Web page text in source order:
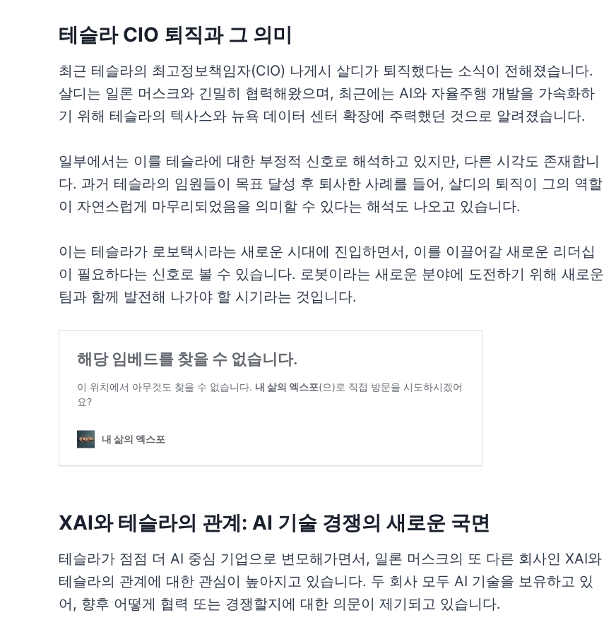
테슬라 CIO 퇴직과 그 의미
최근 테슬라의 최고정보책임자(CIO) 나게시 살디가 퇴직했다는 소식이 전해졌습니다.
살디는 일론 머스크와 긴밀히 협력해왔으며, 최근에는 AI와 자율주행 개발을 가속화하
기 위해 테슬라의 텍사스와 뉴욕 데이터 센터 확장에 주력했던 것으로 알려졌습니다.
일부에서는 이를 테슬라에 대한 부정적 신호로 해석하고 있지만, 다른 시각도 존재합니
다. 과거 테슬라의 임원들이 목표 달성 후 퇴사한 사례를 들어, 살디의 퇴직이 그의 역할
이 자연스럽게 마무리되었음을 의미할 수 있다는 해석도 나오고 있습니다.
이는 테슬라가 로보택시라는 새로운 시대에 진입하면서, 이를 이끌어갈 새로운 리더십
이 필요하다는 신호로 볼 수 있습니다. 로봇이라는 새로운 분야에 도전하기 위해 새로운
팀과 함께 발전해 나가야 할 시기라는 것입니다.
XAI와 테슬라의 관계: AI 기술 경쟁의 새로운 국면
테슬라가 점점 더 AI 중심 기업으로 변모해가면서, 일론 머스크의 또 다른 회사인 XAI와
테슬라의 관계에 대한 관심이 높아지고 있습니다. 두 회사 모두 AI 기술을 보유하고 있
어, 향후 어떻게 협력 또는 경쟁할지에 대한 의문이 제기되고 있습니다.